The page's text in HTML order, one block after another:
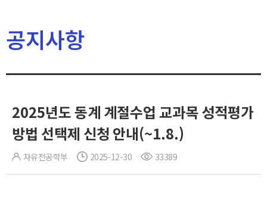
공지사항
2025년도 동계 계절수업 교과목 성적평가
방법 선택제 신청 안내(~1.8.)
자유전공학부 2025-12-30 33389